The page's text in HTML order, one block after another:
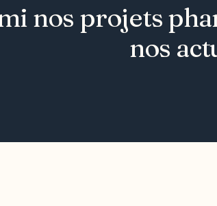
nos projets
nos